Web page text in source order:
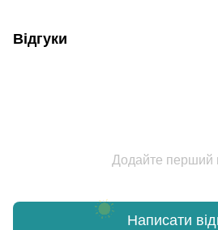
Відгуки
Додайте перший
Написати